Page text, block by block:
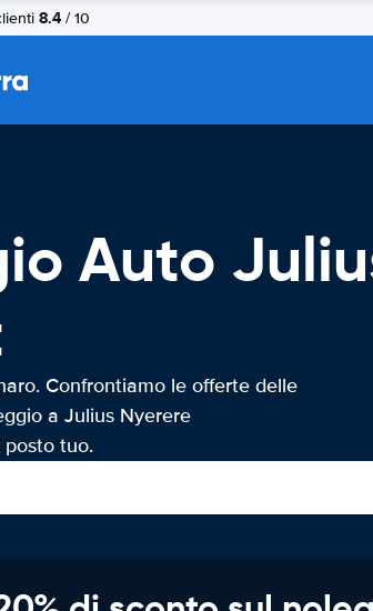
8.4 / 10
Auto
Confrontiamo le offerte delle
a Julius Nyerere
tuo.